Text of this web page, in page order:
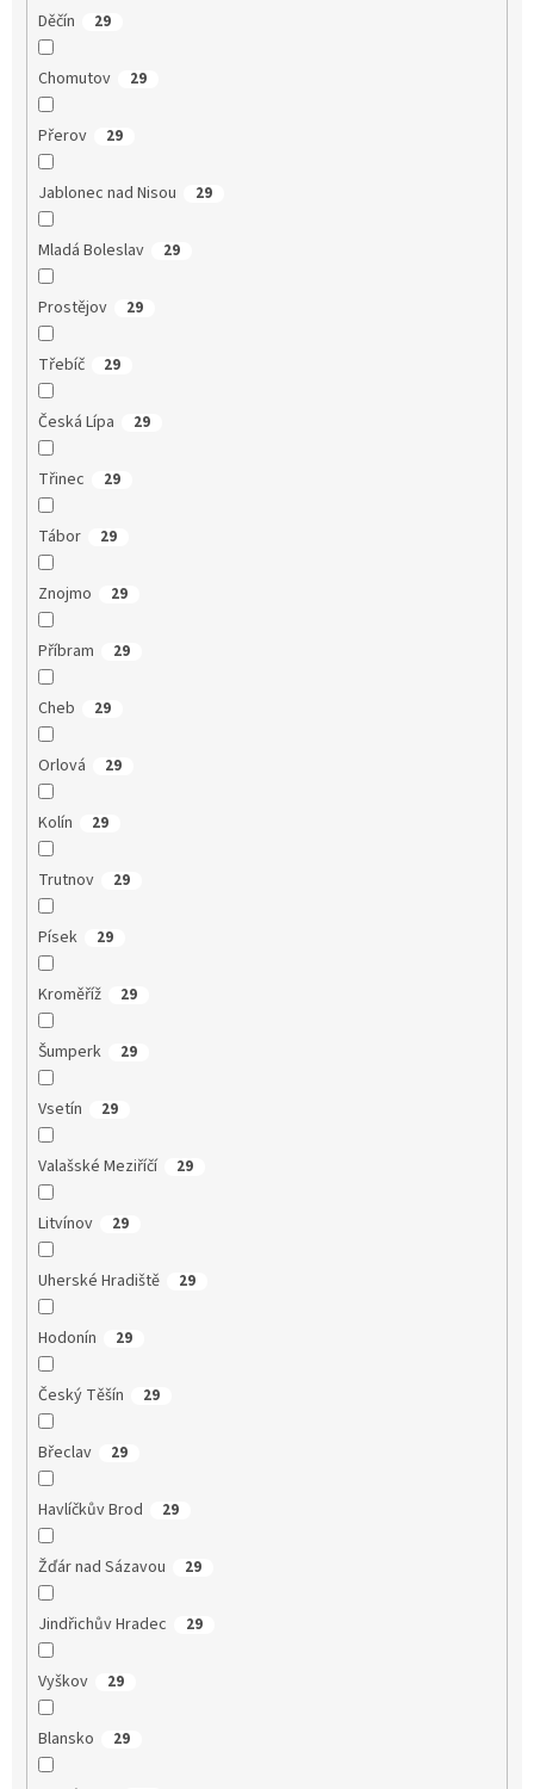
Děčín 29
Chomutov 29
Přerov 29
Jablonec nad Nisou 29
Mladá Boleslav 29
Prostějov 29
Třebíč 29
Česká Lípa 29
Třinec 29
Tábor 29
Znojmo 29
Příbram 29
Cheb 29
Orlová 29
Kolín 29
Trutnov 29
Písek 29
Kroměříž 29
Šumperk 29
Vsetín 29
Valašské Meziříčí 29
Litvínov 29
Uherské Hradiště 29
Hodonín 29
Český Těšín 29
Břeclav 29
Havlíčkův Brod 29
Žďár nad Sázavou 29
Jindřichův Hradec 29
Vyškov 29
Blansko 29